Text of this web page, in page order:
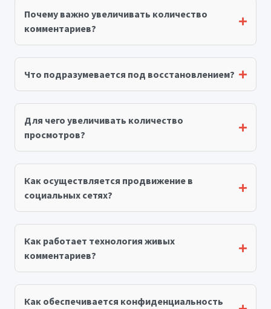
Почему важно увеличивать количество
комментариев?
Что подразумевается под восстановлением?
Для чего увеличивать количество
просмотров?
Как осуществляется продвижение в
социальных сетях?
Как работает технология живых
комментариев?
Как обеспечивается конфиденциальность